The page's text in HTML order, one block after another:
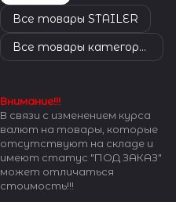
Все товары STAILER
Все товары категории
Внимание!!!
В связи с изменением курса
валют на товары, которые
отсутствуют на складе и
имеют статус "ПОД ЗАКАЗ"
может отличаться
стоимость!!!